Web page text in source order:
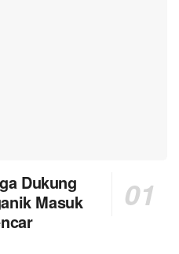
Dukung
Masuk